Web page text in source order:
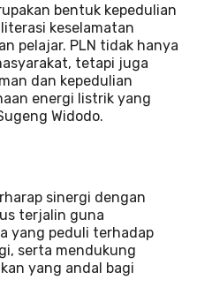
bentuk kepedulian
keselamatan
pelajar. PLN tidak hanya
tetapi juga
dan kepedulian
energi listrik yang
Widodo.
sinergi dengan
terjalin guna
yang peduli terhadap
serta mendukung
yang andal bagi